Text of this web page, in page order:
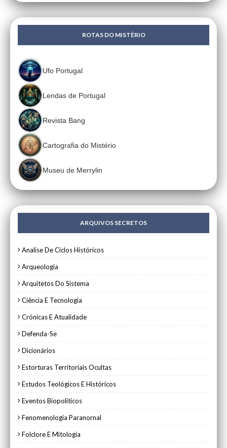
ROTAS DO MISTÉRIO
Ufo Portugal
Lendas de Portugal
Revista Bang
Cartografia do Mistério
Museu de Merrylin
ARQUIVOS SECRETOS
Analise De Ciclos Históricos
Arqueologia
Arquitetos Do Sistema
Ciência E Tecnologia
Crónicas E Atualidade
Defenda-Se
Dicionários
Estorturas Territoriais Ocultas
Estudos Teológicos E Históricos
Eventos Biopolíticos
Fenomenologia Paranornal
Folclore E Mitologia